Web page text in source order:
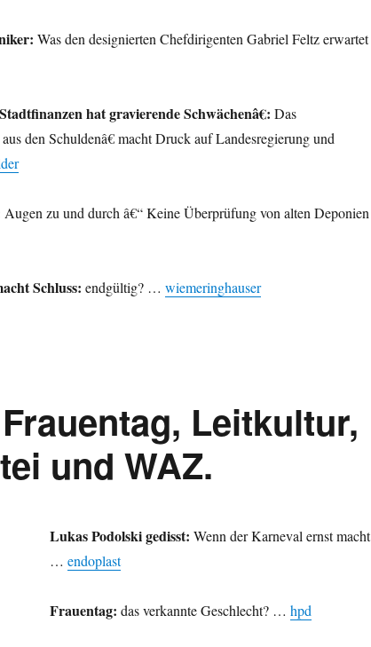
Was den designierten Chefdirigenten Gabriel Feltz erwartet
hat gravierende Schwächenâ€: Das
den Schuldenâ€ macht Druck auf Landesregierung und
Augen zu und durch â€“ Keine Überprüfung von alten Deponien
Schluss: endgültig? … wiemeringhauser
Leitkultur,
und WAZ.
Lukas Podolski gedisst: Wenn der Karneval ernst macht
… endoplast
Frauentag: das verkannte Geschlecht? … hpd